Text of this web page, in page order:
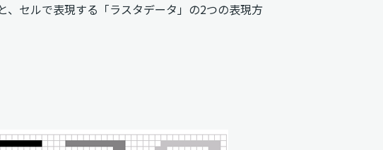
セルで表現する「ラスタデータ」の2つの表現方